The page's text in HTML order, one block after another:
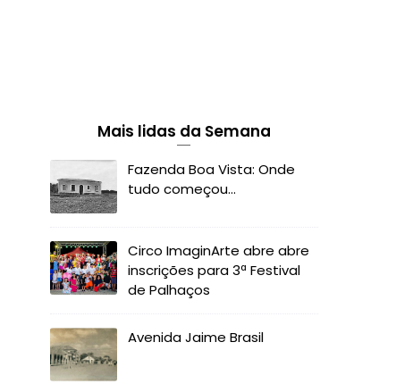
Mais lidas da Semana
Fazenda Boa Vista: Onde
tudo começou...
Circo ImaginArte abre abre
inscrições para 3ª Festival
de Palhaços
Avenida Jaime Brasil